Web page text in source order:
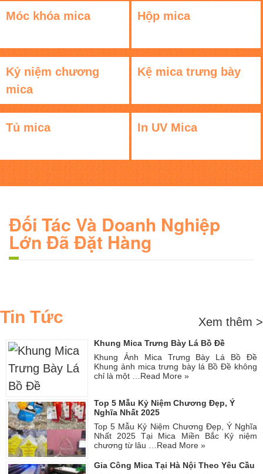
Móc khóa mica Hộp mica
Kỷ niệm chương
mica
Kệ mica trưng bày
Tủ mica In UV Mica
Đối Tác Và Doanh Nghiệp
Lớn Đã Đặt Hàng
Tin Tức Xem thêm >
Khung Mica Trưng Bày Lá Bồ Đề
Khung Ảnh Mica Trưng Bày Lá Bồ Đề
Khung ảnh mica trưng bày lá Bồ Đề không
chỉ là một … Read More »
Top 5 Mẫu Kỷ Niệm Chương Đẹp, Ý
Nghĩa Nhất 2025
Top 5 Mẫu Kỷ Niệm Chương Đẹp, Ý Nghĩa
Nhất 2025 Tại Mica Miền Bắc Kỷ niệm
chương từ lâu … Read More »
Gia Công Mica Tại Hà Nội Theo Yêu Cầu